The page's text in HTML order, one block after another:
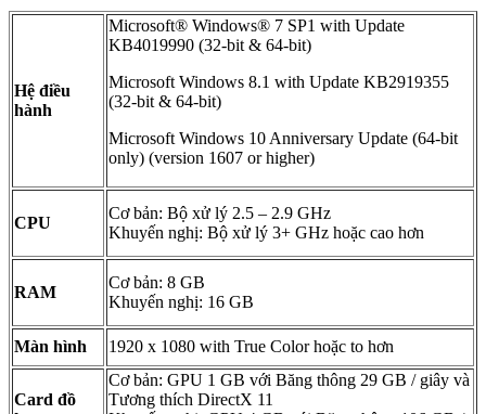
Hệ điều
hành
Microsoft® Windows® 7 SP1 with Update
KB4019990 (32-bit & 64-bit)
Microsoft Windows 8.1 with Update KB2919355
(32-bit & 64-bit)
Microsoft Windows 10 Anniversary Update (64-bit
only) (version 1607 or higher)
CPU
Cơ bản: Bộ xử lý 2.5 – 2.9 GHz
Khuyến nghị: Bộ xử lý 3+ GHz hoặc cao hơn
RAM
Cơ bản: 8 GB
Khuyến nghị: 16 GB
Màn hình 1920 x 1080 with True Color hoặc to hơn
Card đồ
Cơ bản: GPU 1 GB với Băng thông 29 GB / giây và
Tương thích DirectX 11